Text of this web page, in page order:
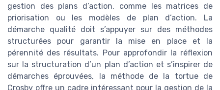
gestion des plans d’action, comme les matrices de
priorisation ou les modèles de plan d’action. La
démarche qualité doit s’appuyer sur des méthodes
structurées pour garantir la mise en place et la
pérennité des résultats. Pour approfondir la réflexion
sur la structuration d’un plan d’action et s’inspirer de
démarches éprouvées, la méthode de la tortue de
Crosby offre un cadre intéressant pour la gestion de la